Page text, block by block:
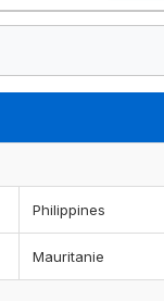
Philippines
Mauritanie